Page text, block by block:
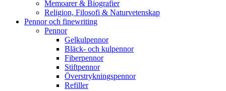
Memoarer & Biografier
Religion, Filosofi & Naturvetenskap
Pennor och finewriting
Pennor
Gelkulpennor
Bläck- och kulpennor
Fiberpennor
Stiftpennor
Överstrykningspennor
Refiller